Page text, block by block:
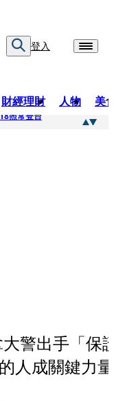
登入
財經理財 人物 美
照常登台
大警出手「保
人成關鍵力量